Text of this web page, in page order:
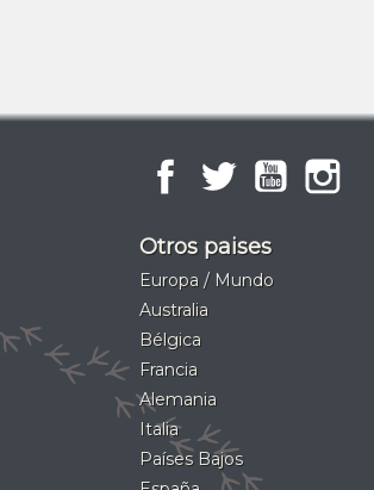
FacebookTwitterYouTube
Otros paises
Europa / Mundo
Australia
Bélgica
Francia
Alemania
Italia
Países Bajos